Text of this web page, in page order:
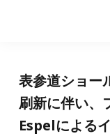
使用例
目的別一覧
シーン別一覧
表参道ショー
刷新に伴い、
Espelによる